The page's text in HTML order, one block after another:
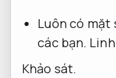
Luôn có mặt
các bạn.
Khảo sát.